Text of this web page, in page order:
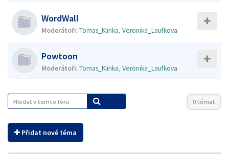
WordWall
Moderátoři:Tomas_Klinka, Veronika_Laufkova
Powtoon
Moderátoři:Tomas_Klinka, Veronika_Laufkova
0 témat
Přidat nové téma